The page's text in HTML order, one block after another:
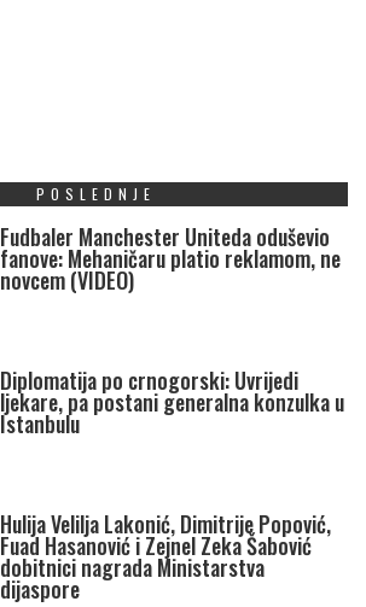
POSLEDNJE
Fudbaler Manchester Uniteda oduševio
fanove: Mehaničaru platio reklamom, ne
novcem (VIDEO)
Diplomatija po crnogorski: Uvrijedi
ljekare, pa postani generalna konzulka u
Istanbulu
Hulija Velilja Lakonić, Dimitrije Popović,
Fuad Hasanović i Zejnel Zeka Šabović
dobitnici nagrada Ministarstva
dijaspore